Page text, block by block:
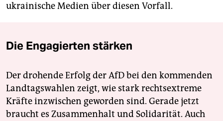
ukrainische Medien über diesen Vorfall.
Die Engagierten stärken
Der drohende Erfolg der AfD bei den kommenden
Landtagswahlen zeigt, wie stark rechtsextreme
Kräfte inzwischen geworden sind. Gerade jetzt
braucht es Zusammenhalt und Solidarität. Auch